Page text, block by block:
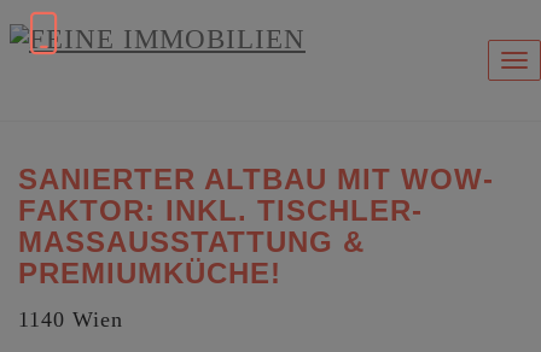
SANIERTER ALTBAU MIT WOW-
FAKTOR: INKL. TISCHLER-
MASSAUSSTATTUNG & P
REMIUMKÜCHE!
1140 Wien